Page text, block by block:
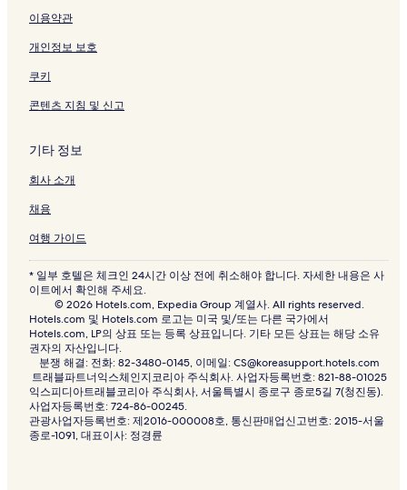
이용약관
개인정보 보호
쿠키
콘텐츠 지침 및 신고
기타 정보
회사 소개
채용
여행 가이드
* 일부 호텔은 체크인 24시간 이상 전에 취소해야 합니다. 자세한 내용은 사
이트에서 확인해 주세요.
© 2026 Hotels.com, Expedia Group 계열사. All rights reserved.
Hotels.com 및 Hotels.com 로고는 미국 및/또는 다른 국가에서
Hotels.com, LP의 상표 또는 등록 상표입니다. 기타 모든 상표는 해당 소유
권자의 자산입니다.
분쟁 해결: 전화: 82-3480-0145, 이메일: CS@koreasupport.hotels.com
트래블파트너익스체인지코리아 주식회사. 사업자등록번호: 821-88-01025
익스피디아트래블코리아 주식회사, 서울특별시 종로구 종로5길 7(청진동).
사업자등록번호: 724-86-00245.
관광사업자등록번호: 제2016-000008호, 통신판매업신고번호: 2015-서울
종로-1091, 대표이사: 정경륜